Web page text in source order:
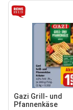
Gazi Grill- und
Pfannenkäse